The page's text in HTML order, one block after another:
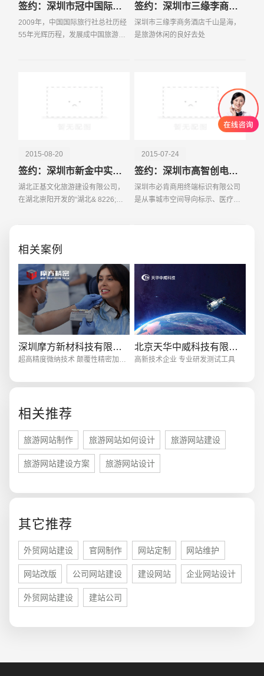
签约：深圳市冠中国际旅行社有限公司
2009年，中国国际旅行社总社历经
55年光辉历程，发展成中国旅游业
签约：深圳市三缘李商务酒店
深圳市三缘李商务酒店千山是海，
是旅游休闲的良好去处
2015-08-20
签约：深圳市新金中实业有限公司
湖北正基文化旅游建设有限公司，
在湖北崇阳开发的“湖北& 8226;崇
选旅游投资项目。
2015-07-24
签约：深圳市高智创电子有限公司
深圳市必肯商用终端标识有限公司
是从事城市空间导向标示、医疗、
相关案例
深圳摩方新材科技有限公司
超高精度微纳技术 颠覆性精密加工能力
北京天华中威科技有限公司
高新技术企业 专业研发测试工具
相关推荐
旅游网站制作 旅游网站如何设计 旅游网站建设
旅游网站建设方案 旅游网站设计
其它推荐
外贸网站建设 官网制作 网站定制 网站维护
网站改版 公司网站建设 建设网站 企业网站设计
外贸网站建设 建站公司
电商及系统平台开发 · 微信小程序开发 · 年度
您的预算 1万-3万 3万-5万